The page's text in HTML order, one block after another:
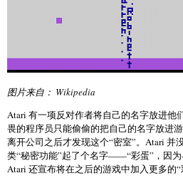
图片来自： Wikipedia
Atari 有一项反对作者将自己的名字放进他
畏的程序员只能偷偷的把自己的名字放进
离开公司之后才发现这个“密室”。Atari 并
类“秘密功能”起了个名字——“彩蛋”，因
Atari 还宣布将在之后的游戏中加入更多的“